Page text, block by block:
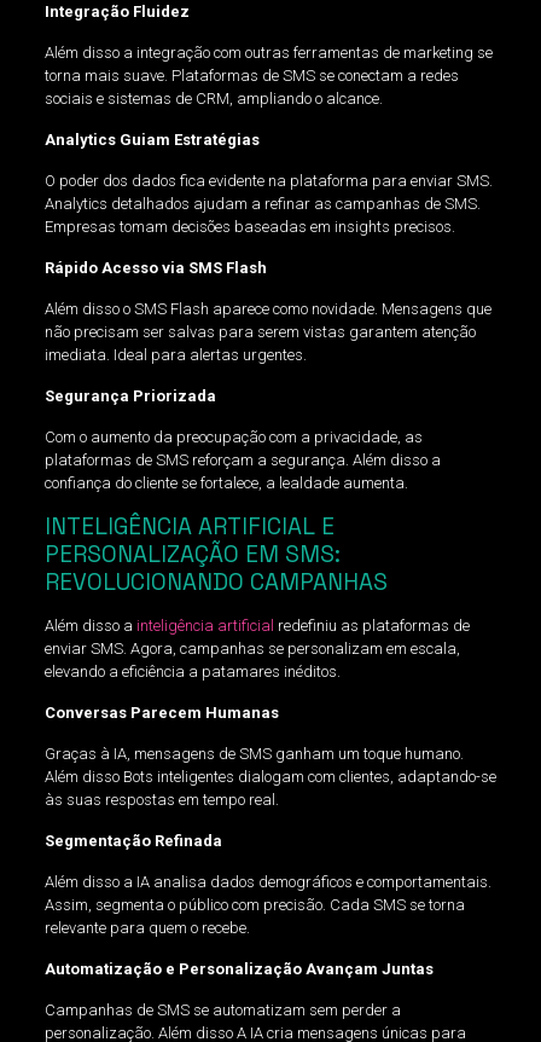
Integração Fluidez
Além disso a integração com outras ferramentas de marketing se
torna mais suave. Plataformas de SMS se conectam a redes
sociais e sistemas de CRM, ampliando o alcance.
Analytics Guiam Estratégias
O poder dos dados fica evidente na plataforma para enviar SMS.
Analytics detalhados ajudam a refinar as campanhas de SMS.
Empresas tomam decisões baseadas em insights precisos.
Rápido Acesso via SMS Flash
Além disso o SMS Flash aparece como novidade. Mensagens que
não precisam ser salvas para serem vistas garantem atenção
imediata. Ideal para alertas urgentes.
Segurança Priorizada
Com o aumento da preocupação com a privacidade, as
plataformas de SMS reforçam a segurança. Além disso a
confiança do cliente se fortalece, a lealdade aumenta.
INTELIGÊNCIA ARTIFICIAL E
PERSONALIZAÇÃO EM SMS:
REVOLUCIONANDO CAMPANHAS
Além disso a inteligência artificial redefiniu as plataformas de
enviar SMS. Agora, campanhas se personalizam em escala,
elevando a eficiência a patamares inéditos.
Conversas Parecem Humanas
Graças à IA, mensagens de SMS ganham um toque humano.
Além disso Bots inteligentes dialogam com clientes, adaptando-se
às suas respostas em tempo real.
Segmentação Refinada
Além disso a IA analisa dados demográficos e comportamentais.
Assim, segmenta o público com precisão. Cada SMS se torna
relevante para quem o recebe.
Automatização e Personalização Avançam Juntas
Campanhas de SMS se automatizam sem perder a
personalização. Além disso A IA cria mensagens únicas para